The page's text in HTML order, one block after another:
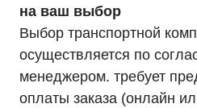
на ваш выбор
Выбор транспортной
осуществляется по
менеджером. требует
оплаты заказа (онлайн